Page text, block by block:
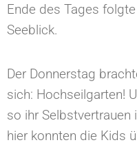
Ende des Tages
Seeblick.
Der Donnerstag
sich: Hochseilgarten!
so ihr Selbstvertrauen
hier konnten die Kids